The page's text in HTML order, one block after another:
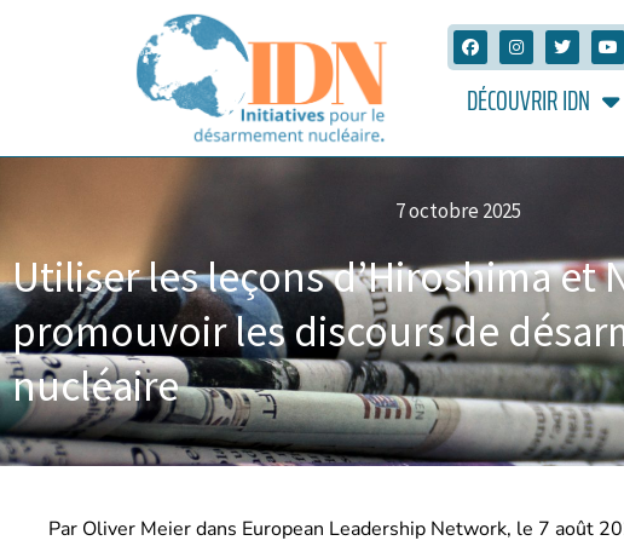
DÉCOUVRIR IDN
7 octobre 2025
Utiliser les leçons d’Hiroshima et
promouvoir les discours de
nucléaire
Par Oliver Meier dans European Leadership Network, le 7 août